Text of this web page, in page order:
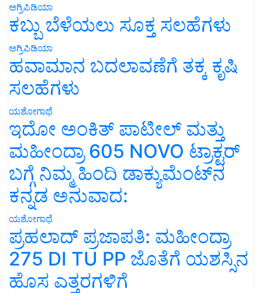
ಅಗ್ರಿಪಿಡಿಯಾ
ಕಬ್ಬು ಬೆಳೆಯಲು ಸೂಕ್ತ ಸಲಹೆಗಳು
ಅಗ್ರಿಪಿಡಿಯಾ
ಹವಾಮಾನ ಬದಲಾವಣೆಗೆ ತಕ್ಕ ಕೃಷಿ
ಸಲಹೆಗಳು
ಯಶೋಗಾಥೆ
ಇದೋ ಅಂಕಿತ್ ಪಾಟೀಲ್ ಮತ್ತು
ಮಹೀಂದ್ರಾ 605 NOVO ಟ್ರಾಕ್ಟರ್
ಬಗ್ಗೆ ನಿಮ್ಮ ಹಿಂದಿ ಡಾಕ್ಯುಮೆಂಟ್‌ನ
ಕನ್ನಡ ಅನುವಾದ:
ಯಶೋಗಾಥೆ
ಪ್ರಹಲಾದ್ ಪ್ರಜಾಪತಿ: ಮಹೀಂದ್ರಾ
275 DI TU PP ಜೊತೆಗೆ ಯಶಸ್ಸಿನ
ಹೊಸ ಎತ್ತರಗಳಿಗೆ